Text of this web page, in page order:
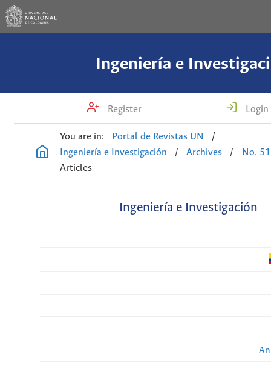
Ingeniería e
Register Login
You are in: Portal de Revistas UN
/
Ingeniería e Investigación
/ Archives /
No.
Articles
Ingeniería e Investigación